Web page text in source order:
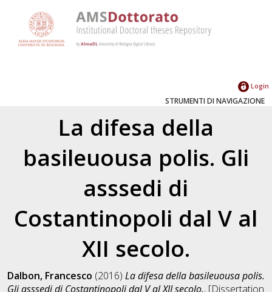
Login
STRUMENTI DI NAVIGAZIONE
La difesa della
basileuousa polis. Gli
asssedi di
Costantinopoli dal V al
XII secolo.
Dalbon, Francesco (2016) La difesa della basileuousa polis.
Gli asssedi di Costantinopoli dal V al XII secolo., [Dissertation